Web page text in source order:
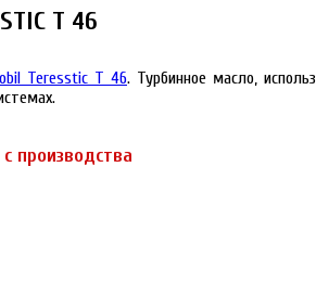
T 46
Teresstic T 46. Турбинное масло,
производства